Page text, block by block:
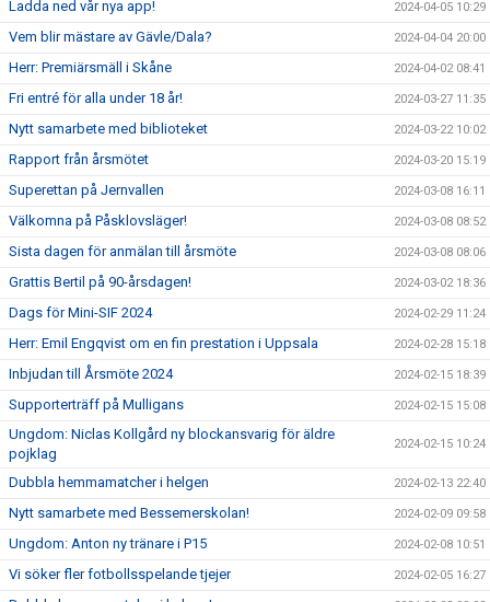
Ladda ned vår nya app! 2024-04-05 10:29
Vem blir mästare av Gävle/Dala? 2024-04-04 20:00
Herr: Premiärsmäll i Skåne 2024-04-02 08:41
Fri entré för alla under 18 år! 2024-03-27 11:35
Nytt samarbete med biblioteket 2024-03-22 10:02
Rapport från årsmötet 2024-03-20 15:19
Superettan på Jernvallen 2024-03-08 16:11
Välkomna på Påsklovsläger! 2024-03-08 08:52
Sista dagen för anmälan till årsmöte 2024-03-08 08:06
Grattis Bertil på 90-årsdagen! 2024-03-02 18:36
Dags för Mini-SIF 2024 2024-02-29 11:24
Herr: Emil Engqvist om en fin prestation i Uppsala 2024-02-28 15:18
Inbjudan till Årsmöte 2024 2024-02-15 18:39
Supporterträff på Mulligans 2024-02-15 15:08
Ungdom: Niclas Kollgård ny blockansvarig för äldre
pojklag
2024-02-15 10:24
Dubbla hemmamatcher i helgen 2024-02-13 22:40
Nytt samarbete med Bessemerskolan! 2024-02-09 09:58
Ungdom: Anton ny tränare i P15 2024-02-08 10:51
Vi söker fler fotbollsspelande tjejer 2024-02-05 16:27